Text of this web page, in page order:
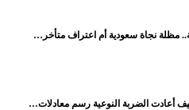
مظلة نجاة سعودية أم اعتراف متأخر…
أعادت الضربة النوعية رسم معادلات…